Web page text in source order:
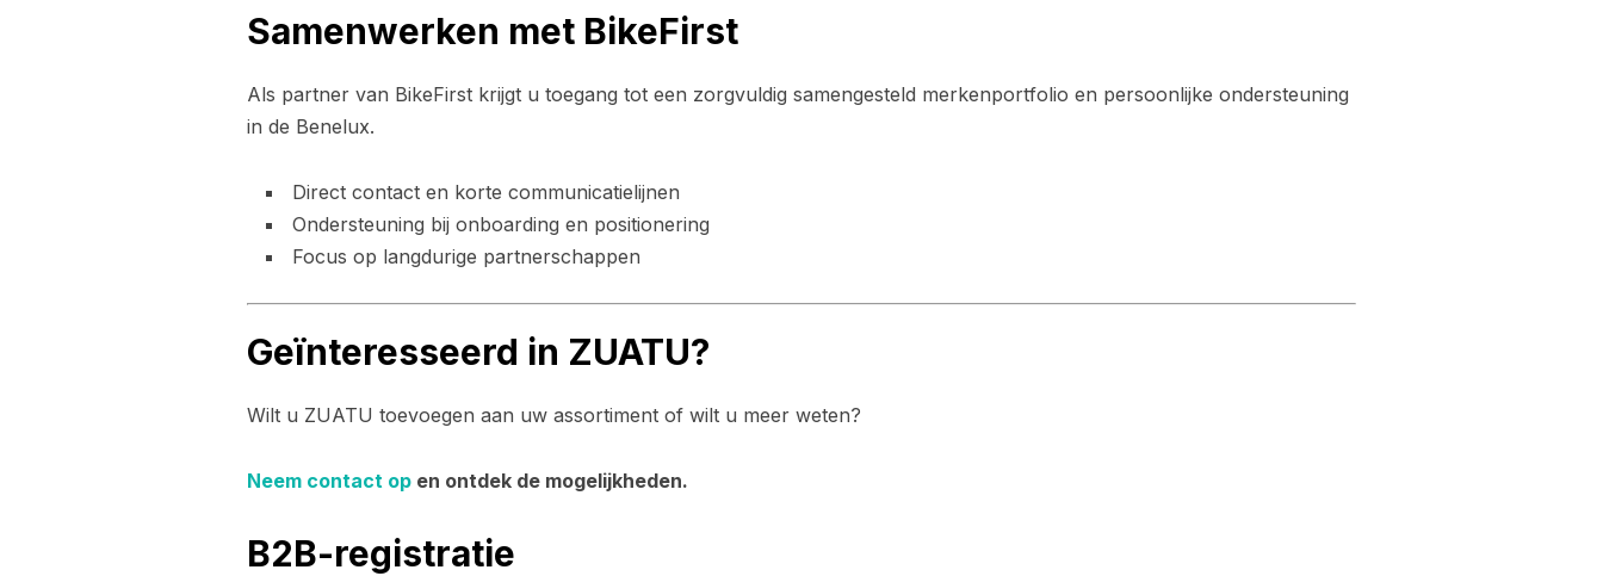
Samenwerken met BikeFirst
Als partner van BikeFirst krijgt u toegang tot een zorgvuldig samengesteld merkenportfolio en persoonlijke ondersteuning
in de Benelux.
Direct contact en korte communicatielijnen
Ondersteuning bij onboarding en positionering
Focus op langdurige partnerschappen
Geïnteresseerd in ZUATU?
Wilt u ZUATU toevoegen aan uw assortiment of wilt u meer weten?
Neem contact op en ontdek de mogelijkheden.
B2B-registratie